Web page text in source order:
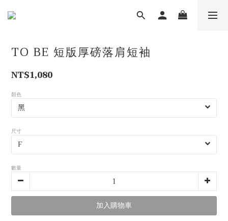
TO BE 短版厚磅落肩短袖
NT$1,080
顏色
尺寸
數量
加入購物車